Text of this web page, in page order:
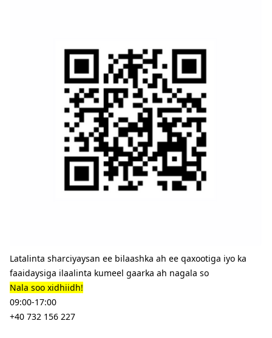
Latalinta sharciyaysan ee bilaashka ah ee qaxootiga iyo ka
faaidaysiga ilaalinta kumeel gaarka ah nagala so
Nala soo xidhiidh!
09:00-17:00
+40 732 156 227